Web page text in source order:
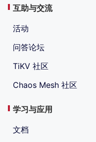
互助与交流
活动
问答论坛
TiKV 社区
Chaos Mesh 社区
学习与应用
文档